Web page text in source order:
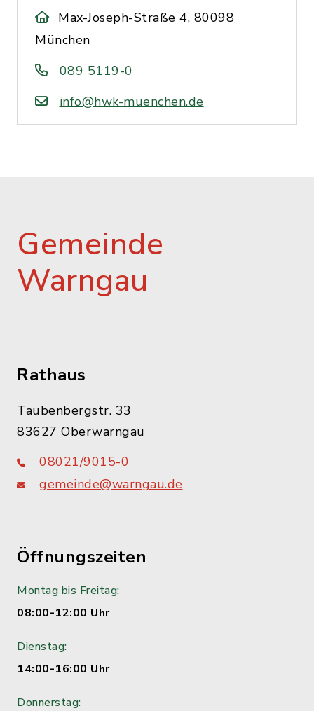
Max-Joseph-Straße 4, 80098
München
089 5119-0
info@hwk-muenchen.de
Gemeinde
Warngau
Rathaus
Taubenbergstr. 33
83627 Oberwarngau
08021/9015-0
gemeinde@warngau.de
Öffnungszeiten
Montag bis Freitag:
08:00-12:00 Uhr
Dienstag:
14:00-16:00 Uhr
Donnerstag: